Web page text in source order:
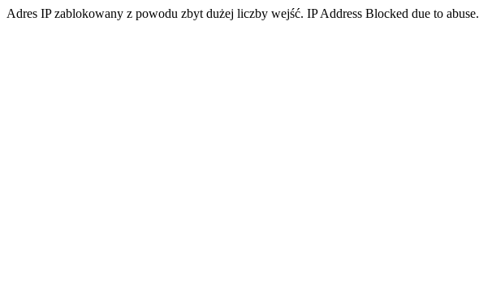
Adres IP zablokowany z powodu zbyt dużej liczby wejść. IP Address Blocked due to abuse.